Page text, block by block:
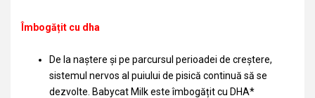
Îmbogățit cu dha
De la naștere și pe parcursul perioadei de creștere,
sistemul nervos al puiului de pisică continuă să se
dezvolte. Babycat Milk este îmbogățit cu DHA*